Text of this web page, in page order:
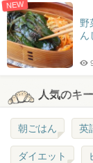
NEW
野
ん
人気のキ
朝ごはん 英
ダイエット